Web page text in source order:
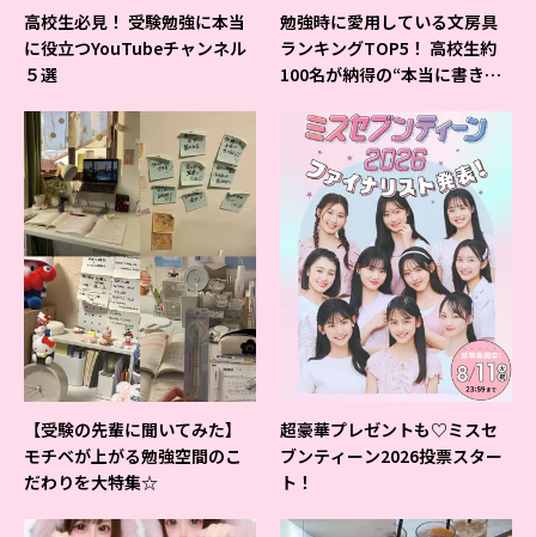
高校生必見！ 受験勉強に本当
に役立つYouTubeチャンネル
５選
勉強時に愛用している文房具
ランキングTOP5！ 高校生約
100名が納得の“本当に書きや
【受験の先輩に聞いてみた】
モチベが上がる勉強空間のこ
だわりを大特集☆
超豪華プレゼントも♡ミスセ
ブンティーン2026投票スター
ト！